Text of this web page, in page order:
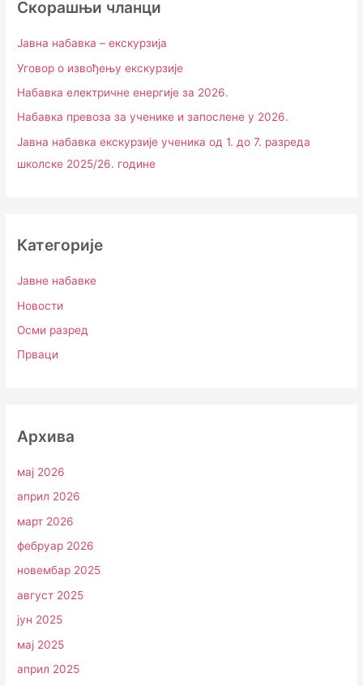
Скорашњи чланци
Јавна набавка – екскурзија
Уговор о извођењу екскурзије
Набавка електричне енергије за 2026.
Набавка превоза за ученике и запослене у 2026.
Јавна набавка екскурзије ученика од 1. до 7. разреда
школске 2025/26. године
Категорије
Јавне набавке
Новости
Осми разред
Прваци
Архива
мај 2026
април 2026
март 2026
фебруар 2026
новембар 2025
август 2025
јун 2025
мај 2025
април 2025